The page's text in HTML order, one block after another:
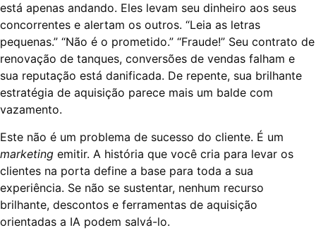
está apenas andando. Eles levam seu dinheiro aos seus
concorrentes e alertam os outros. “Leia as letras
pequenas.” “Não é o prometido.” “Fraude!” Seu contrato de
renovação de tanques, conversões de vendas falham e
sua reputação está danificada. De repente, sua brilhante
estratégia de aquisição parece mais um balde com
vazamento.
Este não é um problema de sucesso do cliente. É um
marketing emitir. A história que você cria para levar os
clientes na porta define a base para toda a sua
experiência. Se não se sustentar, nenhum recurso
brilhante, descontos e ferramentas de aquisição
orientadas a IA podem salvá-lo.